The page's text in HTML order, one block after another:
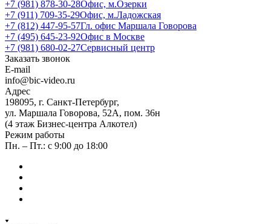
+7 (981) 878-30-28Офис, м.Озерки
+7 (911) 709-35-29Офис, м.Ладожская
+7 (812) 447-95-57Гл. офис Маршала Говорова
+7 (495) 645-23-92Офис в Москве
+7 (981) 680-02-27Сервисный центр
Заказать звонок
E-mail
info@bic-video.ru
Адрес
198095, г. Санкт-Петербург,
ул. Маршала Говорова, 52А, пом. 36н
(4 этаж Бизнес-центра Алкотел)
Режим работы
Пн. – Пт.: с 9:00 до 18:00